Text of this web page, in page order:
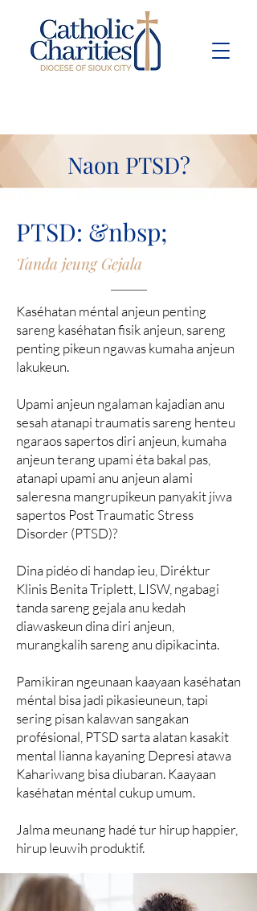
Naon PTSD?
PTSD: &nbsp;
Tanda jeung Gejala
Kaséhatan méntal anjeun penting
sareng kaséhatan fisik anjeun, sareng
penting pikeun ngawas kumaha anjeun
lakukeun.
Upami anjeun ngalaman kajadian anu
sesah atanapi traumatis sareng henteu
ngaraos sapertos diri anjeun, kumaha
anjeun terang upami éta bakal pas,
atanapi upami anu anjeun alami
saleresna mangrupikeun panyakit jiwa
sapertos Post Traumatic Stress
Disorder (PTSD)?
Dina pidéo di handap ieu, Diréktur
Klinis Benita Triplett, LISW, ngabagi
tanda sareng gejala anu kedah
diawaskeun dina diri anjeun,
murangkalih sareng anu dipikacinta.
Pamikiran ngeunaan kaayaan kaséhatan
méntal bisa jadi pikasieuneun, tapi
sering pisan kalawan sangakan
profésional, PTSD sarta alatan kasakit
mental lianna kayaning Depresi atawa
Kahariwang bisa diubaran. Kaayaan
kaséhatan méntal cukup umum.
Jalma meunang hadé tur hirup happier,
hirup leuwih produktif.